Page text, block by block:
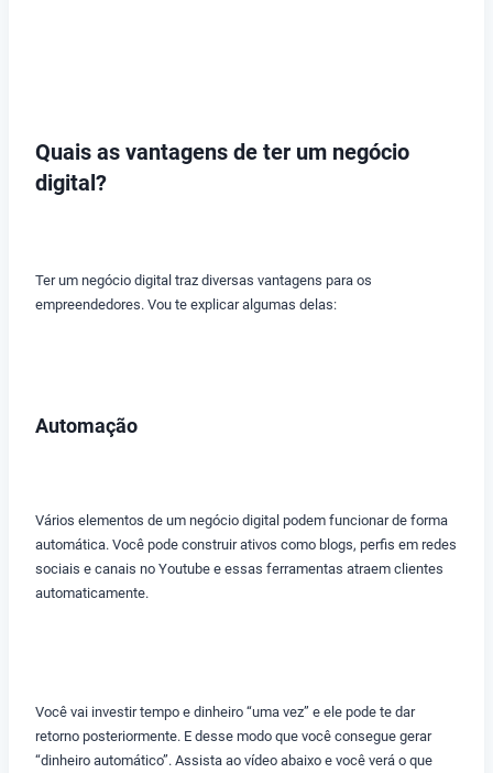
Quais as vantagens de ter um negócio
digital?
Ter um negócio digital traz diversas vantagens para os
empreendedores. Vou te explicar algumas delas:
Automação
Vários elementos de um negócio digital podem funcionar de forma
automática. Você pode construir ativos como blogs, perfis em redes
sociais e canais no Youtube e essas ferramentas atraem clientes
automaticamente.
Você vai investir tempo e dinheiro “uma vez” e ele pode te dar
retorno posteriormente. E desse modo que você consegue gerar
“dinheiro automático”. Assista ao vídeo abaixo e você verá o que